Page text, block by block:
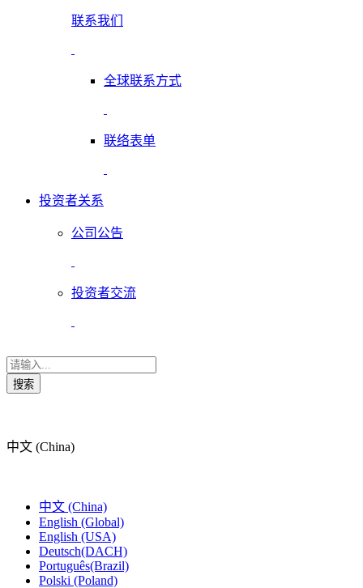
联系我们
全球联系方式
联络表单
投资者关系
公司公告
投资者交流
搜索
中文 (China)
中文 (China)
English (Global)
English (USA)
Deutsch(DACH)
Português(Brazil)
Polski (Poland)